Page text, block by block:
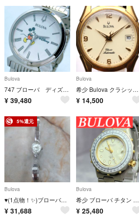
Bulova
747 ブローバ ディズニー ミッキー ラウンド 腕時計 希少
¥ 39,480
Bulova
希少 Bulova クラシック 自動巻き シースルーバック メンズ 腕時計
¥ 14,500
5%還元
Bulova
♥(1点物！✨)ブローバー BULOVAウオッチヴィンテージ手巻き時計
¥ 31,688
Bulova
希少 ブローバ チタン クォーツ レディース 腕時計 デイト ビンテージ ベゼル
¥ 25,480